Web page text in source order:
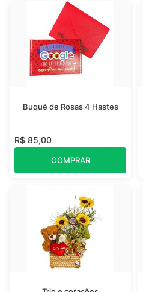
Buquê de Rosas 4 Hastes
R$ 85,00
COMPRAR